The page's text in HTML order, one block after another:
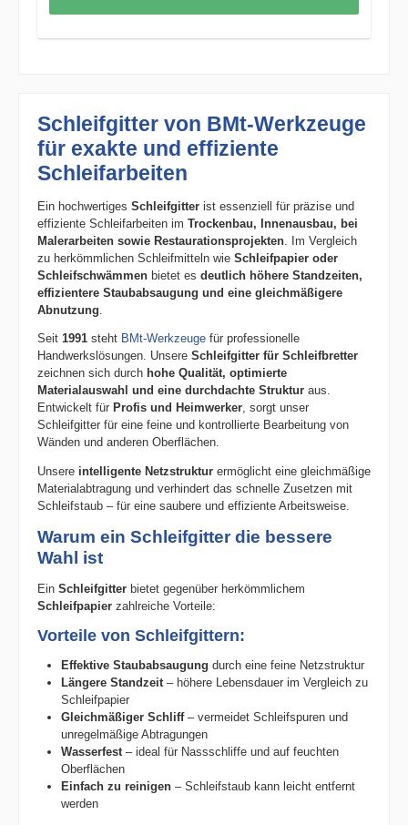
Schleifgitter von BMt-Werkzeuge
für exakte und effiziente
Schleifarbeiten
Ein hochwertiges Schleifgitter ist essenziell für präzise und
effiziente Schleifarbeiten im Trockenbau, Innenausbau, bei
Malerarbeiten sowie Restaurationsprojekten . Im Vergleich
zu herkömmlichen Schleifmitteln wie Schleifpapier oder
Schleifschwämmen bietet es deutlich höhere Standzeiten,
effizientere Staubabsaugung und eine gleichmäßigere
Abnutzung
Seit 1991 steht BMt-Werkzeuge für professionelle
Handwerkslösungen. Unsere Schleifgitter für Schleifbretter
zeichnen sich durch hohe Qualität, optimierte
Materialauswahl und eine durchdachte Struktur aus.
Entwickelt für Profis und Heimwerker, sorgt unser
Schleifgitter für eine feine und kontrollierte Bearbeitung von
Wänden und anderen Oberflächen.
Unsere intelligente Netzstruktur ermöglicht eine gleichmäßige
Materialabtragung und verhindert das schnelle Zusetzen mit
Schleifstaub – für eine saubere und effiziente Arbeitsweise.
Warum ein Schleifgitter die bessere
Wahl ist
Ein Schleifgitter bietet gegenüber herkömmlichem
Schleifpapier zahlreiche Vorteile:
Vorteile von Schleifgittern:
Effektive Staubabsaugung durch eine feine Netzstruktur
Längere Standzeit– höhere Lebensdauer im Vergleich zu
Schleifpapier
Gleichmäßiger Schliff– vermeidet Schleifspuren und
unregelmäßige Abtragungen
Wasserfest– ideal für Nassschliffe und auf feuchten
Oberflächen
Einfach zu reinigen– Schleifstaub kann leicht entfernt
werden